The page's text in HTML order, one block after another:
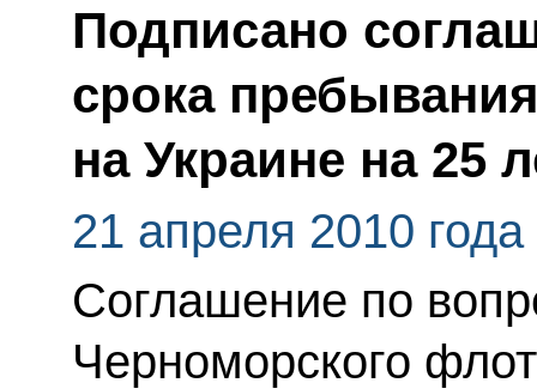
Подписано
срока
на Украине на 25
21 апреля 2010 года
Соглашение по
Черноморского